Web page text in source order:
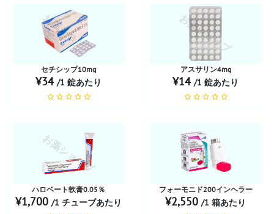
お薬ショップ
セチシップ10mg
¥34 /1 錠あたり
お薬ショップ
アスサリン4mg
¥14 /1 錠あたり
お薬ショップ
ハロベート軟膏0.05％
¥1,700 /1 チューブあたり
お薬ショップ
フォーモニド200インヘラー
¥2,550 /1 箱あたり